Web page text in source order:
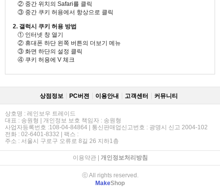
② 중간 위치의 Safari를 클릭
③ 중간 쿠키 허용에서 항상으로 클릭
2. 갤럭시 쿠키 허용 방법
① 인터넷 창 열기
② 휴대폰 하단 왼쪽 버튼의 더보기 메뉴
③ 화면 하단의 설정 클릭
④ 쿠키 허용에 V 체크
상점정보 PC버젼 이용안내 고객센터 커뮤니티
상호명 : 레인보우 트레이드
대표 : 송원형 | 개인정보 보호 책임자 : 송원형
사업자등록번호 :108-04-84864 | 통신판매업신고번호 : 광명시 신고 2004-102
전화 : 02-6401-8332 | 팩스 :
주소 : 서울시 구로구 오류로 8길 26 지하1층
이용약관| 개인정보처리방침
ⓒ All rights reserved.
MakeShop